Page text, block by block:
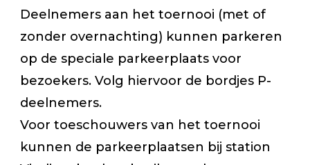
Deelnemers aan het toernooi (met of
zonder overnachting) kunnen parkeren
op de speciale parkeerplaats voor
bezoekers. Volg hiervoor de bordjes P-
deelnemers.
Voor toeschouwers van het toernooi
kunnen de parkeerplaatsen bij station